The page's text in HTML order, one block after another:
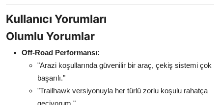
Kullanıcı Yorumları
Olumlu Yorumlar
Off-Road Performansı:
"Arazi koşullarında güvenilir bir araç, çekiş sistemi çok
başarılı."
"Trailhawk versiyonuyla her türlü zorlu koşulu rahatça